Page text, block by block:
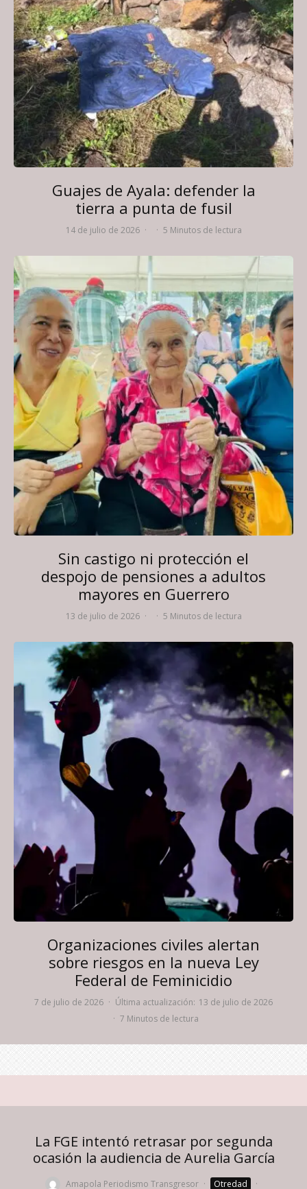
Guajes de Ayala: defender la
tierra a punta de fusil
14 de julio de 2026 · · 5 Minutos de lectura
Sin castigo ni protección el
despojo de pensiones a adultos
mayores en Guerrero
13 de julio de 2026 · · 5 Minutos de lectura
Organizaciones civiles alertan
sobre riesgos en la nueva Ley
Federal de Feminicidio
7 de julio de 2026 · Última actualización: 13 de julio de 2026
· 7 Minutos de lectura
La FGE intentó retrasar por segunda
ocasión la audiencia de Aurelia García
Amapola Periodismo Transgresor · Otredad ·